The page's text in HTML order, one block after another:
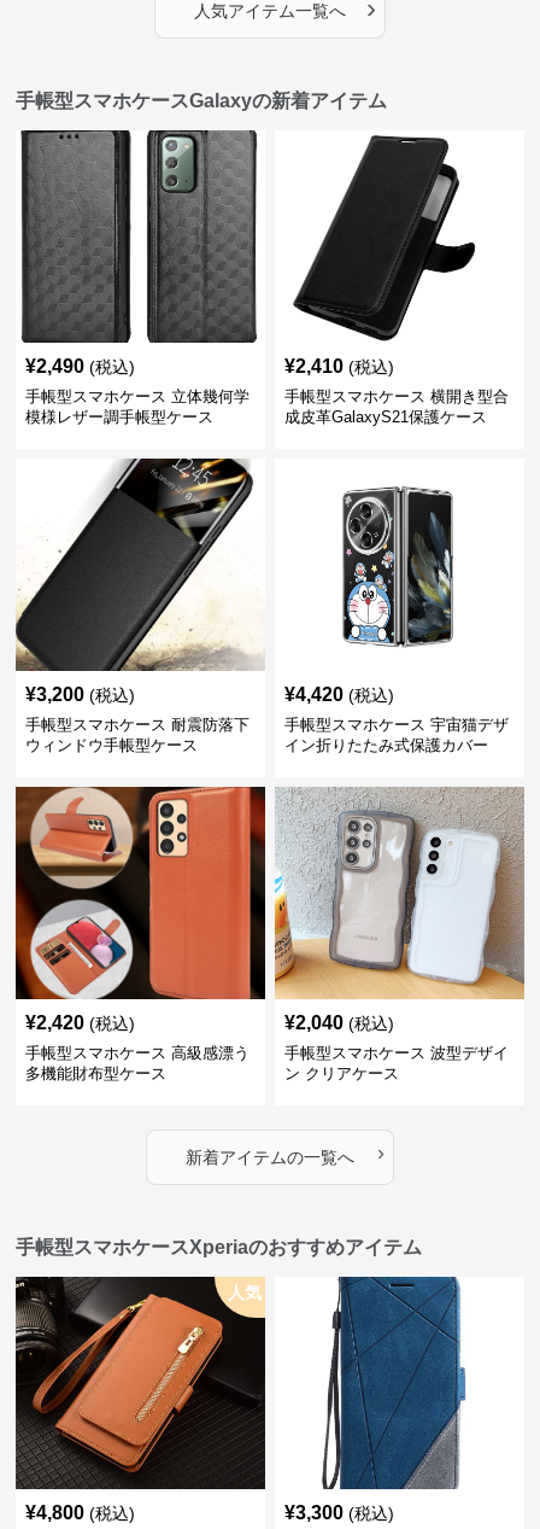
人気アイテム一覧へ ›
手帳型スマホケースGalaxyの新着アイテム
¥2,490 (税込)
手帳型スマホケース 立体幾何学
模様レザー調手帳型ケース
¥2,410 (税込)
手帳型スマホケース 横開き型合
成皮革GalaxyS21保護ケース
¥3,200 (税込)
手帳型スマホケース 耐震防落下
ウィンドウ手帳型ケース
¥4,420 (税込)
手帳型スマホケース 宇宙猫デザ
イン折りたたみ式保護カバー
¥2,420 (税込)
手帳型スマホケース 高級感漂う
多機能財布型ケース
¥2,040 (税込)
手帳型スマホケース 波型デザイ
ン クリアケース
新着アイテムの一覧へ ›
手帳型スマホケースXperiaのおすすめアイテム
人気
¥4,800 (税込) ¥3,300 (税込)